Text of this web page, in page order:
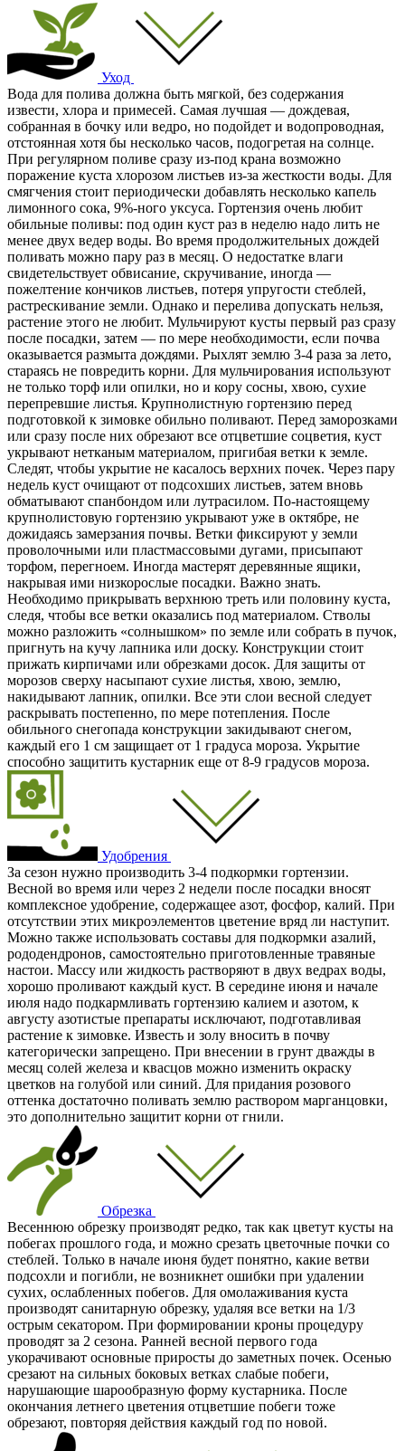
Уход
Вода для полива должна быть мягкой, без содержания
извести, хлора и примесей. Самая лучшая — дождевая,
собранная в бочку или ведро, но подойдет и водопроводная,
отстоянная хотя бы несколько часов, подогретая на солнце.
При регулярном поливе сразу из-под крана возможно
поражение куста хлорозом листьев из-за жесткости воды. Для
смягчения стоит периодически добавлять несколько капель
лимонного сока, 9%-ного уксуса. Гортензия очень любит
обильные поливы: под один куст раз в неделю надо лить не
менее двух ведер воды. Во время продолжительных дождей
поливать можно пару раз в месяц. О недостатке влаги
свидетельствует обвисание, скручивание, иногда —
пожелтение кончиков листьев, потеря упругости стеблей,
растрескивание земли. Однако и перелива допускать нельзя,
растение этого не любит. Мульчируют кусты первый раз сразу
после посадки, затем — по мере необходимости, если почва
оказывается размыта дождями. Рыхлят землю 3-4 раза за лето,
стараясь не повредить корни. Для мульчирования используют
не только торф или опилки, но и кору сосны, хвою, сухие
перепревшие листья. Крупнолистную гортензию перед
подготовкой к зимовке обильно поливают. Перед заморозками
или сразу после них обрезают все отцветшие соцветия, куст
укрывают нетканым материалом, пригибая ветки к земле.
Следят, чтобы укрытие не касалось верхних почек. Через пару
недель куст очищают от подсохших листьев, затем вновь
обматывают спанбондом или лутрасилом. По-настоящему
крупнолистовую гортензию укрывают уже в октябре, не
дожидаясь замерзания почвы. Ветки фиксируют у земли
проволочными или пластмассовыми дугами, присыпают
торфом, перегноем. Иногда мастерят деревянные ящики,
накрывая ими низкорослые посадки. Важно знать.
Необходимо прикрывать верхнюю треть или половину куста,
следя, чтобы все ветки оказались под материалом. Стволы
можно разложить «солнышком» по земле или собрать в пучок,
пригнуть на кучу лапника или доску. Конструкции стоит
прижать кирпичами или обрезками досок. Для защиты от
морозов сверху насыпают сухие листья, хвою, землю,
накидывают лапник, опилки. Все эти слои весной следует
раскрывать постепенно, по мере потепления. После
обильного снегопада конструкции закидывают снегом,
каждый его 1 см защищает от 1 градуса мороза. Укрытие
способно защитить кустарник еще от 8-9 градусов мороза.
Удобрения
За сезон нужно производить 3-4 подкормки гортензии.
Весной во время или через 2 недели после посадки вносят
комплексное удобрение, содержащее азот, фосфор, калий. При
отсутствии этих микроэлементов цветение вряд ли наступит.
Можно также использовать составы для подкормки азалий,
рододендронов, самостоятельно приготовленные травяные
настои. Массу или жидкость растворяют в двух ведрах воды,
хорошо проливают каждый куст. В середине июня и начале
июля надо подкармливать гортензию калием и азотом, к
августу азотистые препараты исключают, подготавливая
растение к зимовке. Известь и золу вносить в почву
категорически запрещено. При внесении в грунт дважды в
месяц солей железа и квасцов можно изменить окраску
цветков на голубой или синий. Для придания розового
оттенка достаточно поливать землю раствором марганцовки,
это дополнительно защитит корни от гнили.
Обрезка
Весеннюю обрезку производят редко, так как цветут кусты на
побегах прошлого года, и можно срезать цветочные почки со
стеблей. Только в начале июня будет понятно, какие ветви
подсохли и погибли, не возникнет ошибки при удалении
сухих, ослабленных побегов. Для омолаживания куста
производят санитарную обрезку, удаляя все ветки на 1/3
острым секатором. При формировании кроны процедуру
проводят за 2 сезона. Ранней весной первого года
укорачивают основные приросты до заметных почек. Осенью
срезают на сильных боковых ветках слабые побеги,
нарушающие шарообразную форму кустарника. После
окончания летнего цветения отцветшие побеги тоже
обрезают, повторяя действия каждый год по новой.